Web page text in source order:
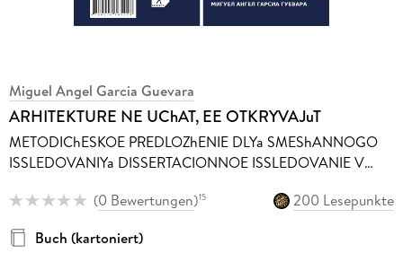
Miguel Angel Garcia Guevara
ARHITEKTURE NE UChAT, EE OTKRYVAJuT
METODIChESKOE PREDLOZhENIE DLYa SMEShANNOGO
ISSLEDOVANIYa DISSERTACIONNOE ISSLEDOVANIE V
(0 Bewertungen)15
200 Lesepunkte
Buch (kartoniert)